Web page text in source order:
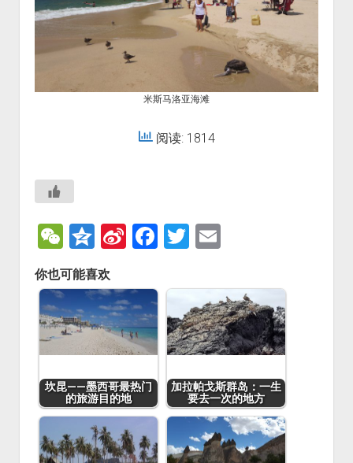
米斯马洛亚海滩
阅读: 1814
W
e
C
h
at
Q
z
o
n
e
Si
a
W
ei
b
o
F
c
e
b
o
o
k
T
tt
er
E
ai
l
你也可能喜欢
坎昆——墨西哥最热门
的旅游目的地
加拉帕戈斯群岛：一生
要去一次的地方